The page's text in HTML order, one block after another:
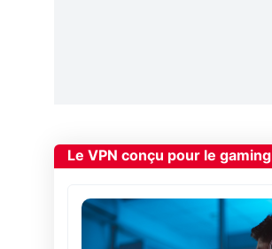
Le VPN conçu pour le gaming